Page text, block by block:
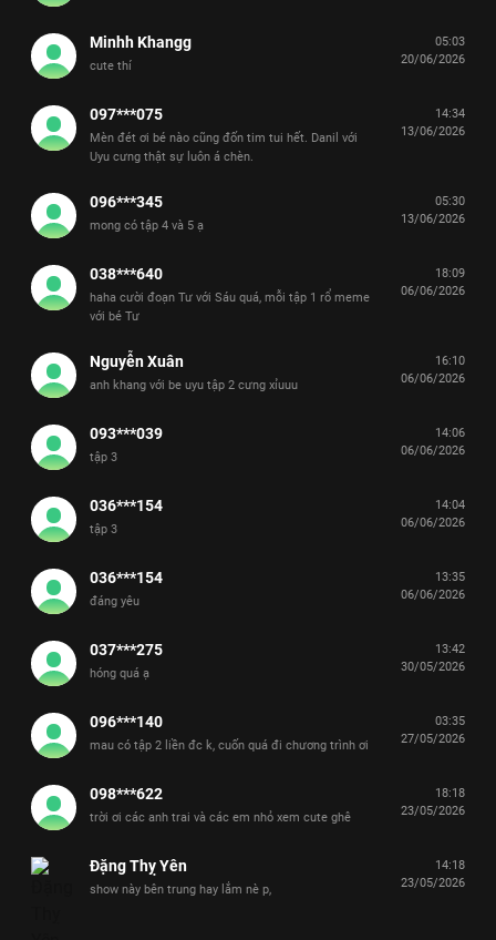
Minhh Khangg
cute thí
05:03
20/06/2026
097***075
Mèn đét ơi bé nào cũng đốn tim tui hết. Danil với
Uyu cưng thật sự luôn á chèn.
14:34
13/06/2026
096***345
mong có tập 4 và 5 ạ
05:30
13/06/2026
038***640
haha cười đoạn Tư với Sáu quá, mỗi tập 1 rổ meme
với bé Tư
18:09
06/06/2026
Nguyễn Xuân
anh khang với be uyu tập 2 cưng xỉuuu
16:10
06/06/2026
093***039
tập 3
14:06
06/06/2026
036***154
tập 3
14:04
06/06/2026
036***154
đáng yêu
13:35
06/06/2026
037***275
hóng quá ạ
13:42
30/05/2026
096***140
mau có tập 2 liền đc k, cuốn quá đi chương trình ơi
03:35
27/05/2026
098***622
trời ơi các anh trai và các em nhỏ xem cute ghê
18:18
23/05/2026
Đặng Thỵ Yên
show này bên trung hay lắm nè p,
14:18
23/05/2026